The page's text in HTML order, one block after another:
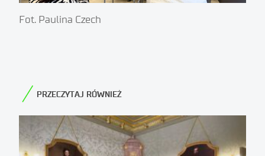
Fot. Paulina Czech
PRZECZYTAJ RÓWNIEŻ